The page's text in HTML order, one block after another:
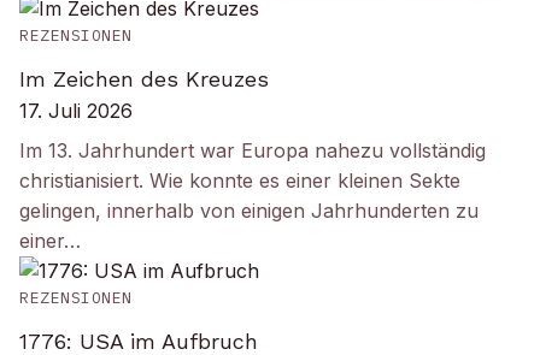
REZENSIONEN
Im Zeichen des Kreuzes
17. Juli 2026
Im 13. Jahrhundert war Europa nahezu vollständig
christianisiert. Wie konnte es einer kleinen Sekte
gelingen, innerhalb von einigen Jahrhunderten zu
einer…
REZENSIONEN
1776: USA im Aufbruch